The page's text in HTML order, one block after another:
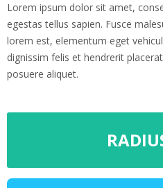
Lorem ipsum dolor sit amet,
egestas tellus sapien. Fusce
lorem est, elementum eget
dignissim felis et hendrerit
posuere aliquet.